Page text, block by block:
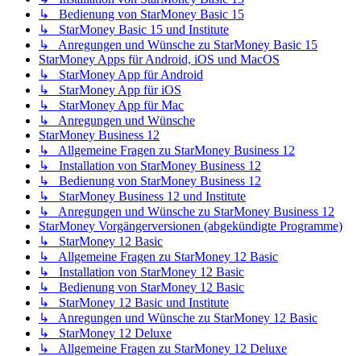
↳ Bedienung von StarMoney Basic 15
↳ StarMoney Basic 15 und Institute
↳ Anregungen und Wünsche zu StarMoney Basic 15
StarMoney Apps für Android, iOS und MacOS
↳ StarMoney App für Android
↳ StarMoney App für iOS
↳ StarMoney App für Mac
↳ Anregungen und Wünsche
StarMoney Business 12
↳ Allgemeine Fragen zu StarMoney Business 12
↳ Installation von StarMoney Business 12
↳ Bedienung von StarMoney Business 12
↳ StarMoney Business 12 und Institute
↳ Anregungen und Wünsche zu StarMoney Business 12
StarMoney Vorgängerversionen (abgekündigte Programme)
↳ StarMoney 12 Basic
↳ Allgemeine Fragen zu StarMoney 12 Basic
↳ Installation von StarMoney 12 Basic
↳ Bedienung von StarMoney 12 Basic
↳ StarMoney 12 Basic und Institute
↳ Anregungen und Wünsche zu StarMoney 12 Basic
↳ StarMoney 12 Deluxe
↳ Allgemeine Fragen zu StarMoney 12 Deluxe